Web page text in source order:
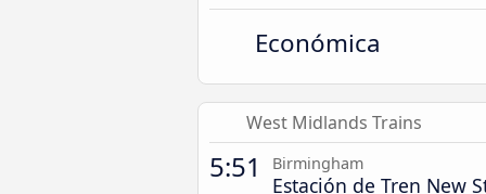
Económica
West Midlands Trains
5:51 Birmingham
Estación de Tren New